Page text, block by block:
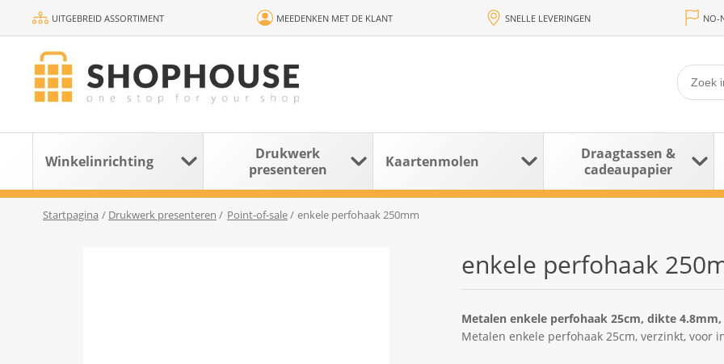
UITGEBREID ASSORTIMENT MEEDENKEN MET DE KLANT SNELLE LEVERINGEN NO-
Winkelinrichting
Drukwerk
presenteren
Kaartenmolen
Draagtassen &
cadeaupapier
Startpagina / Drukwerk presenteren / Point-of-sale/ enkele perfohaak 250mm
enkele perfohaak
Metalen enkele perfohaak 25cm, dikte
Metalen enkele perfohaak 25cm, verzinkt, voor